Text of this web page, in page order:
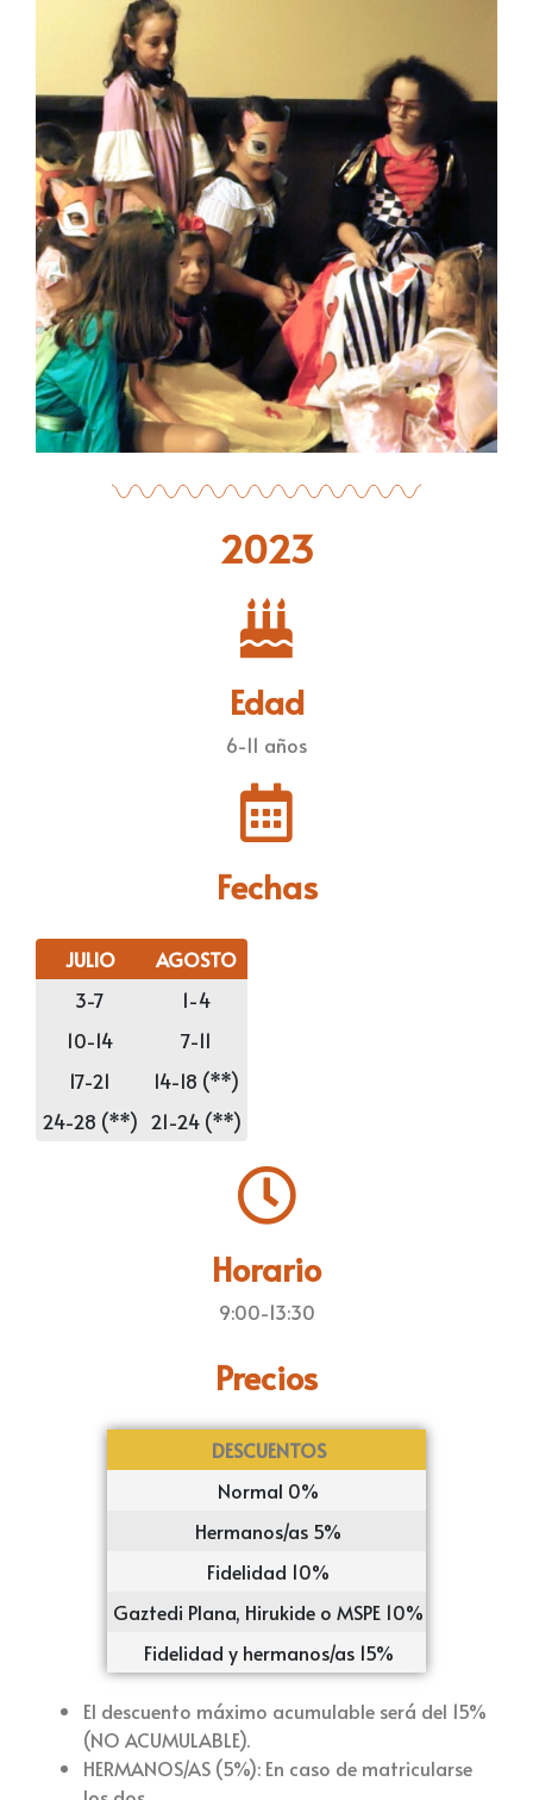
2023
Edad
6-11 años
Fechas
JULIO
AGOSTO
3-7
1-4
10-14
7-11
17-21
14-18 (**)
24-28 (**) 21-24 (**)
Horario
9:00-13:30
Precios
DESCUENTOS
Normal 0%
Hermanos/as 5%
Fidelidad 10%
Gaztedi Plana, Hirukide o MSPE 10%
Fidelidad y hermanos/as 15%
El descuento máximo acumulable será del 15%
(NO ACUMULABLE).
HERMANOS/AS (5%): En caso de matricularse